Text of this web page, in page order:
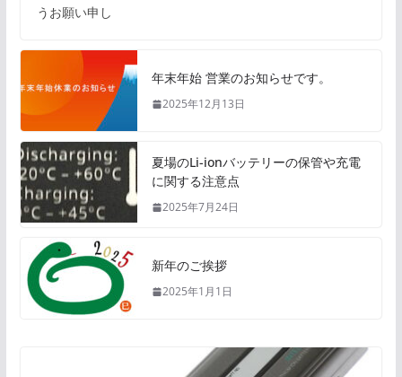
うお願い申し
年末年始 営業のお知らせです。
2025年12月13日
夏場のLi-ionバッテリーの保管や充電
に関する注意点
2025年7月24日
新年のご挨拶
2025年1月1日